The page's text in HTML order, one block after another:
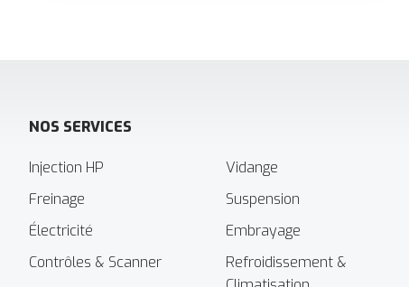
NOS SERVICES
Injection HP
Vidange
Freinage
Suspension
Électricité
Embrayage
Contrôles & Scanner
Refroidissement &